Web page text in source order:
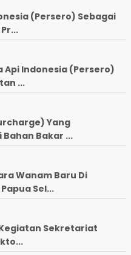
(Persero) Sebagai
Api Indonesia (Persero)
...
Yang
Bakar ...
Wanam Baru Di
Sel...
Sekretariat